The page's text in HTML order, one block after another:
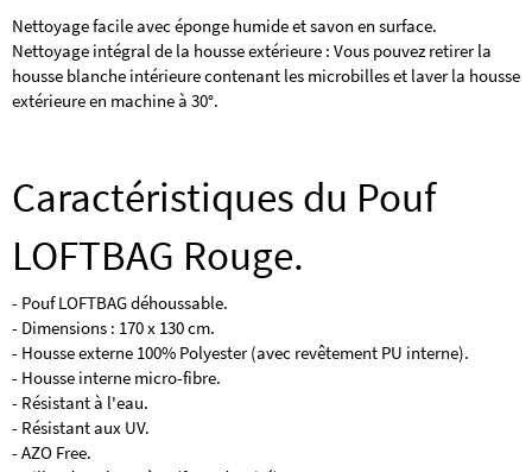
Nettoyage facile avec éponge humide et savon en surface.
Nettoyage intégral de la housse extérieure : Vous pouvez retirer la
housse blanche intérieure contenant les microbilles et laver la housse
extérieure en machine à 30°.
Caractéristiques du Pouf
LOFTBAG Rouge.
- Pouf LOFTBAG déhoussable.
- Dimensions : 170 x 130 cm.
- Housse externe 100% Polyester (avec revêtement PU interne).
- Housse interne micro-fibre.
- Résistant à l'eau.
- Résistant aux UV.
- AZO Free.